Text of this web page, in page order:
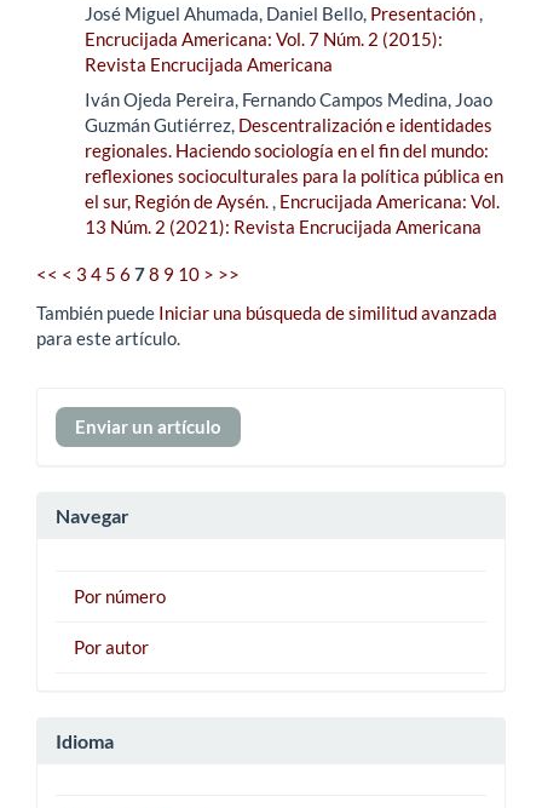
José Miguel Ahumada, Daniel Bello, Presentación,
Encrucijada Americana: Vol. 7 Núm. 2 (2015):
Revista Encrucijada Americana
Iván Ojeda Pereira, Fernando Campos Medina, Joao
Guzmán Gutiérrez, Descentralización e identidades
regionales. Haciendo sociología en el fin del mundo:
reflexiones socioculturales para la política pública en
el sur, Región de Aysén., Encrucijada Americana: Vol.
13 Núm. 2 (2021): Revista Encrucijada Americana
<< < 3 4 5 6 78 9 10 > >>
También puede Iniciar una búsqueda de similitud avanzada
para este artículo.
Enviar
un
Enviar un artículo
Navegar
Por número
Por autor
Idioma